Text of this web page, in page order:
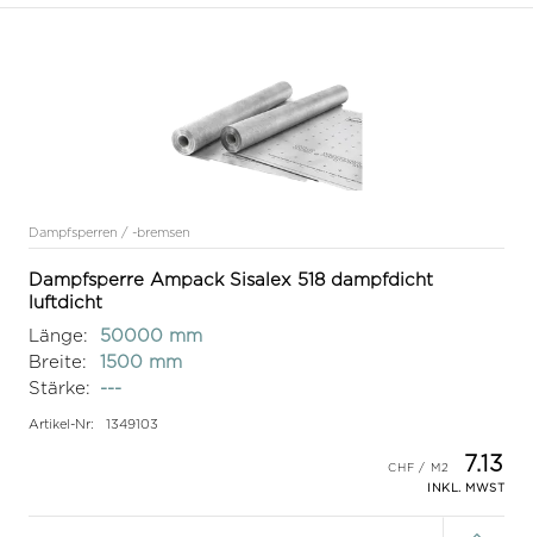
Dampfsperren / -bremsen
Dampfsperre Ampack Sisalex 518 dampfdicht
luftdicht
Länge:
50000 mm
Breite:
1500 mm
Stärke:
---
Artikel-Nr: 1349103
7.13
INKL. MWST